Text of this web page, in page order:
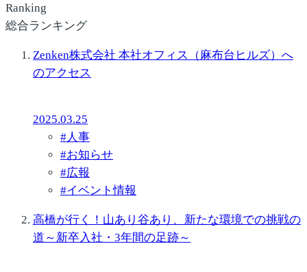
Ranking
総合ランキング
Zenken株式会社 本社オフィス（麻布台ヒルズ）へ
のアクセス
2025.03.25
#人事
#お知らせ
#広報
#イベント情報
高橋が行く！山あり谷あり、新たな環境での挑戦の
道～新卒入社・3年間の足跡～